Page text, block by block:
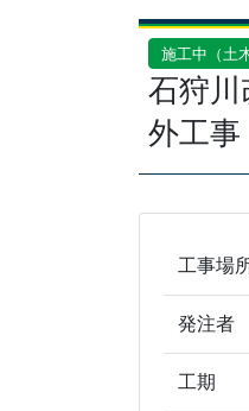
施工中（土
石狩
外工事
工事場
発注者
工期